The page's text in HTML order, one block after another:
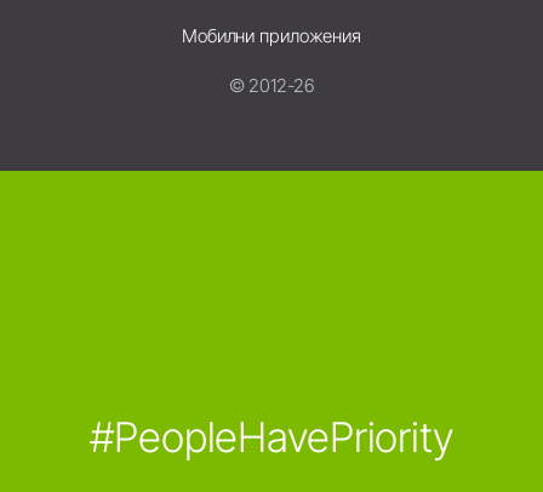
Мобилни приложения
© 2012-26
#PeopleHavePriority